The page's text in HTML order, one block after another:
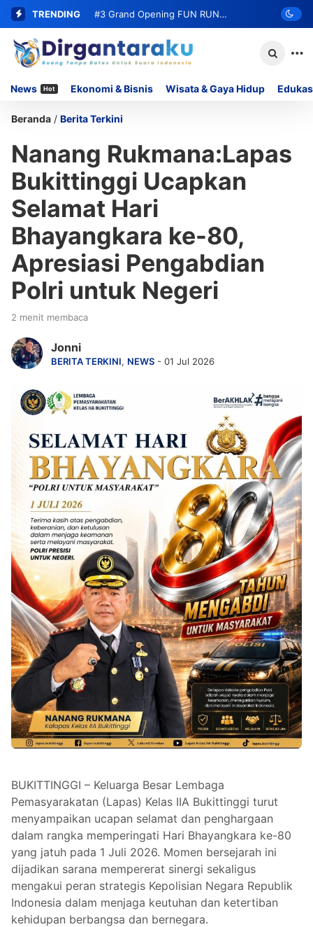
TRENDING #3 Grand Opening FUN RUN
MOMOYO PADANG LUA Siap Digelar,
News Hot Ekonomi & Bisnis Wisata & Gaya Hidup
Beranda / Berita Terkini
Nanang Rukmana:Lapas
Bukittinggi Ucapkan
Selamat Hari
Bhayangkara ke-80,
Apresiasi Pengabdian
Polri untuk Negeri
2 menit membaca
Jonni
BERITA TERKINI, NEWS - 01 Jul 2026
BUKITTINGGI – Keluarga Besar Lembaga
Pemasyarakatan (Lapas) Kelas IIA Bukittinggi turut
menyampaikan ucapan selamat dan penghargaan
dalam rangka memperingati Hari Bhayangkara ke-80
yang jatuh pada 1 Juli 2026. Momen bersejarah ini
dijadikan sarana mempererat sinergi sekaligus
mengakui peran strategis Kepolisian Negara Republik
Indonesia dalam menjaga keutuhan dan ketertiban
kehidupan berbangsa dan bernegara.